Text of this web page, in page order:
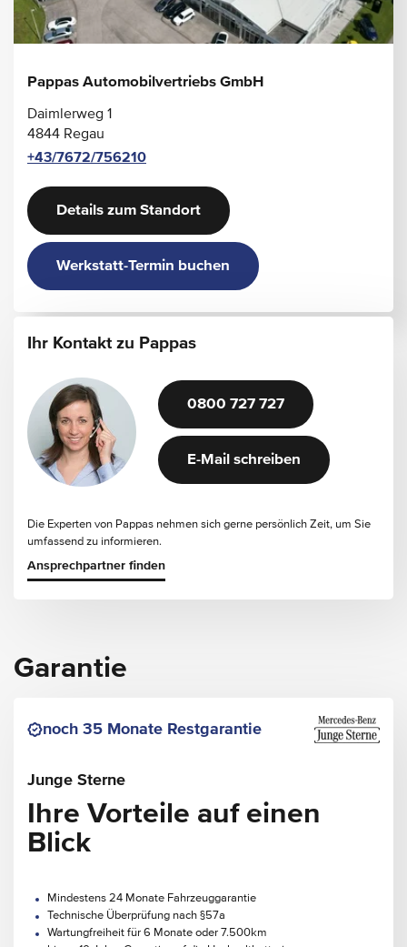
Pappas Automobilvertriebs GmbH
Daimlerweg 1
4844 Regau
+43/7672/756210
Details zum Standort
Werkstatt-Termin buchen
Ihr Kontakt zu Pappas
0800 727 727
E-Mail schreiben
Die Experten von Pappas nehmen sich gerne persönlich Zeit, um Sie
umfassend zu informieren.
Ansprechpartner finden
Garantie
noch 35 Monate Restgarantie
Junge Sterne
Ihre Vorteile auf einen
Blick
Mindestens 24 Monate Fahrzeuggarantie
Technische Überprüfung nach §57a
Wartungfreiheit für 6 Monate oder 7.500km